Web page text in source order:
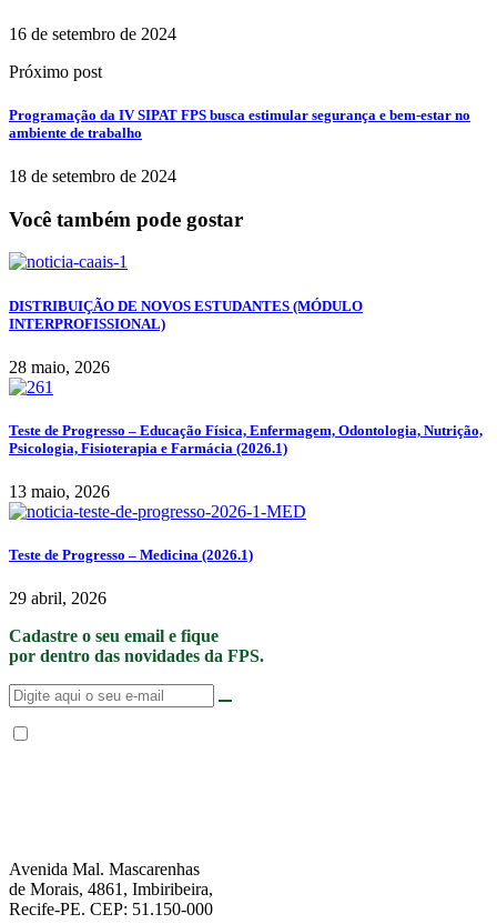
16 de setembro de 2024
Próximo post
Programação da IV SIPAT FPS busca estimular segurança e bem-estar no
ambiente de trabalho
18 de setembro de 2024
Você também pode gostar
DISTRIBUIÇÃO DE NOVOS ESTUDANTES (MÓDULO
INTERPROFISSIONAL)
28 maio, 2026
Teste de Progresso – Educação Física, Enfermagem, Odontologia, Nutrição,
Psicologia, Fisioterapia e Farmácia (2026.1)
13 maio, 2026
Teste de Progresso – Medicina (2026.1)
29 abril, 2026
Cadastre o seu email e fique
por dentro das novidades da FPS.
Avenida Mal. Mascarenhas
de Morais, 4861, Imbiribeira,
Recife-PE. CEP: 51.150-000